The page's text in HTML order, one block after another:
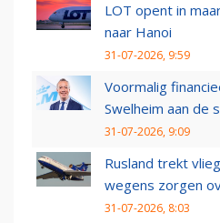
LOT opent in
naar Hanoi
31-07-2026, 9:59
Voormalig
Swelheim aan de
31-07-2026, 9:09
Rusland trekt
wegens zorgen
31-07-2026, 8:03